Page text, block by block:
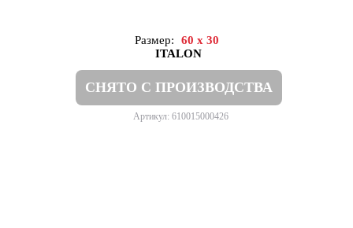
Размер:
60 x 30
ITALON
СНЯТО С ПРОИЗВОДСТВА
Артикул: 610015000426